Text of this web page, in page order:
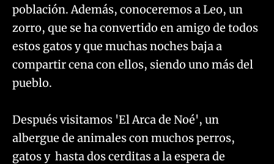
población. Además, conoceremos a Leo, un
zorro, que se ha convertido en amigo de todos
estos gatos y que muchas noches baja a
compartir cena con ellos, siendo uno más del
pueblo.
​Después visitamos 'El Arca de Noé', un
albergue de animales con muchos perros,
gatos y hasta dos cerditas a la espera de